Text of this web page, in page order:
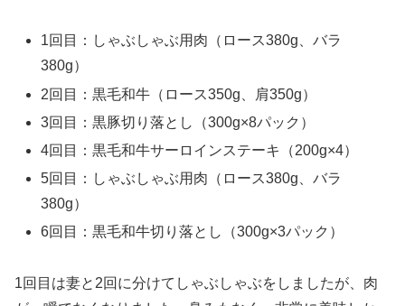
1回目：しゃぶしゃぶ用肉（ロース380g、バラ
380g）
2回目：黒毛和牛（ロース350g、肩350g）
3回目：黒豚切り落とし（300g×8パック）
4回目：黒毛和牛サーロインステーキ（200g×4）
5回目：しゃぶしゃぶ用肉（ロース380g、バラ
380g）
6回目：黒毛和牛切り落とし（300g×3パック）
1回目は妻と2回に分けてしゃぶしゃぶをしましたが、肉